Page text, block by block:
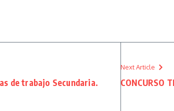
de trabajo Secundaria.
Next Article
CONCURSO